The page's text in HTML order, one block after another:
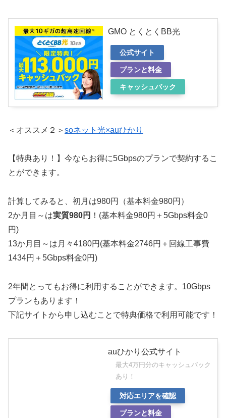
GMO とくとくBB光
公式サイト
プランと料金
キャッシュバック
＜オススメ２＞ soネット光×auひかり
【特典あり！】今ならお得に5Gbpsのプランで契約するこ
とができます。
計算してみると、初月は980円（基本料金980円）
2か月目～は実質980円 ！(基本料金980円＋5Gbps料金0
円)
13か月目～は月々4180円(基本料金2746円＋回線工事費
1434円＋5Gbps料金0円)
2年間とってもお得に利用することができます。10Gbps
プランもあります！
下記サイトから申し込むことで特典価格で利用可能です！
auひかり公式サイト
最大4万円分のキャッシュバック
あり！
対応エリアを確認
プランと料金